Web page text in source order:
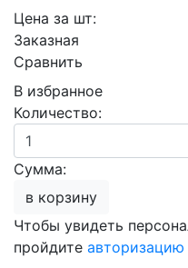
Цена за шт:
Заказная
Сравнить
В избранное
Количество:
Сумма:
в корзину
Чтобы увидеть
пройдите авторизацию